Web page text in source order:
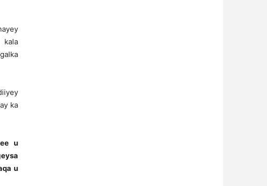
ka
u
u